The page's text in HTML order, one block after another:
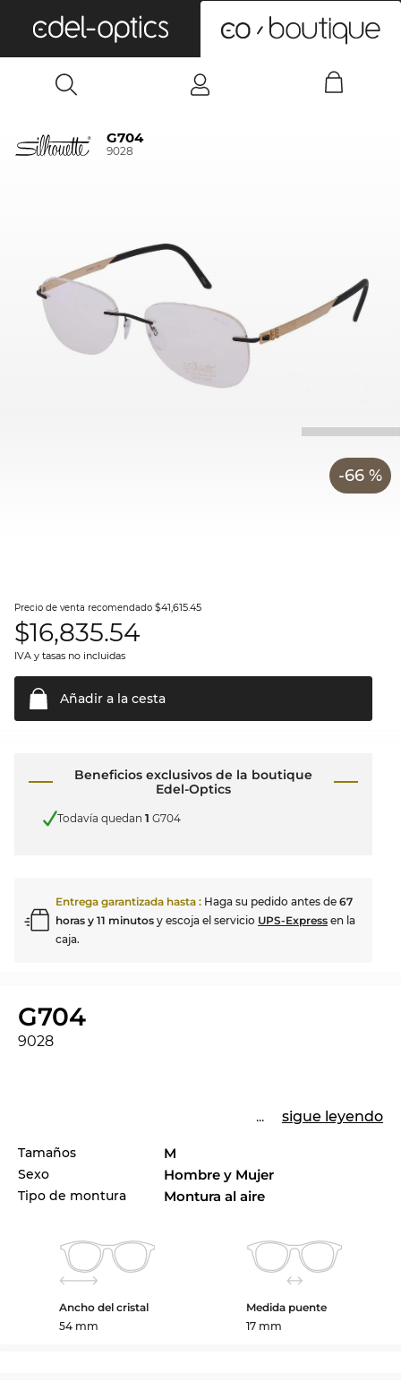
G704
9028
-66 %
Precio de venta recomendado $41,615.45
$16,835.54
IVA y tasas no incluidas
Añadir a la cesta
Beneficios exclusivos de la boutique
Edel-Optics
Todavía quedan 1 G704
Entrega garantizada hasta : Haga su pedido antes de 67
horas y 11 minutos y escoja el servicio UPS-Express en la
caja.
G704
9028
... sigue leyendo
Tamaños M
Sexo Hombre y Mujer
Tipo de montura Montura al aire
Ancho del cristal
54 mm
Medida puente
17 mm